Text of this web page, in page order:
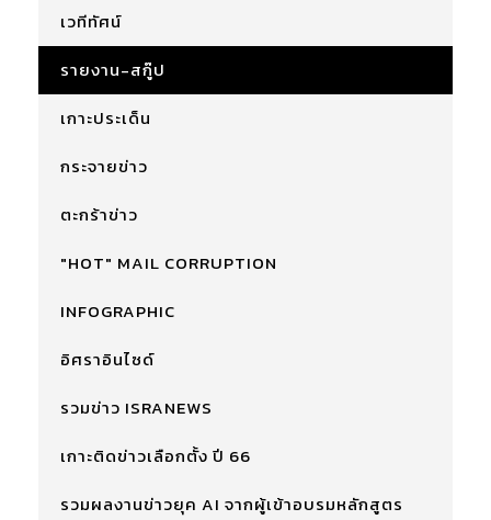
เวทีทัศน์
รายงาน-สกู๊ป
เกาะประเด็น
กระจายข่าว
ตะกร้าข่าว
"HOT" MAIL CORRUPTION
INFOGRAPHIC
อิศราอินไซด์
รวมข่าว ISRANEWS
เกาะติดข่าวเลือกตั้ง ปี 66
รวมผลงานข่าวยุค AI จากผู้เข้าอบรมหลักสูตร